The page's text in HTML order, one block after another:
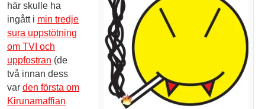
här skulle ha
ingått i min tredje
sura uppstötning
om TVI och
uppfostran (de
två innan dess
var den första om
Kirunamaffian